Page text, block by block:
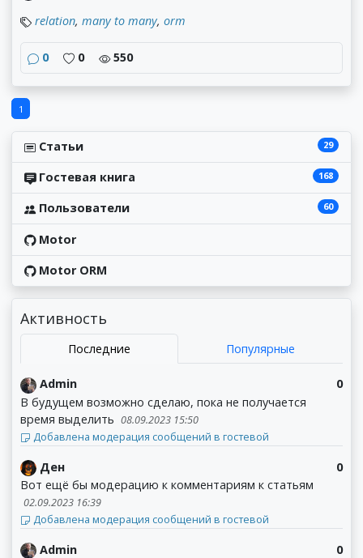
relation,many to many,orm
0 0 550
1
Статьи 29
Гостевая книга 168
Пользователи 60
Motor
Motor ORM
Активность
Последние Популярные
0
Admin
В будущем возможно сделаю, пока не получается
время выделить 08.09.2023 15:50
Добавлена модерация сообщений в гостевой
0
Ден
Вот ещё бы модерацию к комментариям к статьям
02.09.2023 16:39
Добавлена модерация сообщений в гостевой
0
Admin